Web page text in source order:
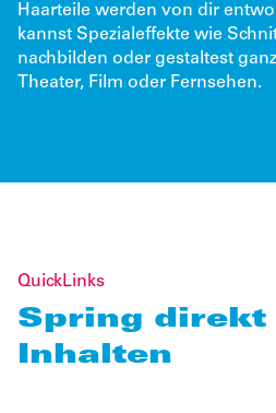
Haarteile werden von dir
kannst Spezialeffekte wie
nachbilden oder gestaltest
Theater, Film oder Fernsehen.
QuickLinks
Spring direkt
Inhalten